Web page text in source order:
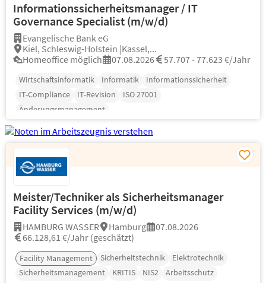
Informationssicherheitsmanager / IT
Governance Specialist (m/w/d)
Evangelische Bank eG
Kiel, Schleswig-Holstein |Kassel,...
Homeoffice möglich
07.08.2026 57.707 - 77.623 €/Jahr
Wirtschaftsinformatik Informatik
Informationssicherheit
IT-Compliance
IT-Revision
ISO 27001
Änderungsmanagement
Meister/Techniker als Sicherheitsmanager
Facility Services (m/w/d)
HAMBURG WASSER Hamburg
07.08.2026
66.128,61 €/Jahr (geschätzt)
Facility Management Sicherheitstechnik
Elektrotechnik
Sicherheitsmanagement
KRITIS NIS2 Arbeitsschutz